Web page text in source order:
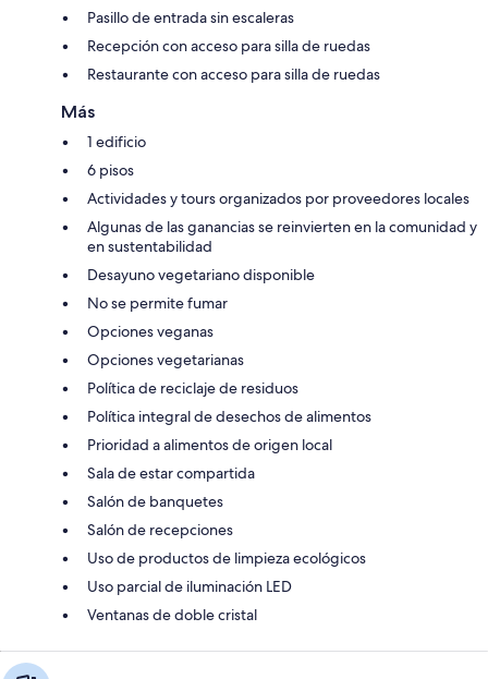
Pasillo de entrada sin escaleras
Recepción con acceso para silla de ruedas
Restaurante con acceso para silla de ruedas
Más
1 edificio
6 pisos
Actividades y tours organizados por proveedores locales
Algunas de las ganancias se reinvierten en la comunidad y
en sustentabilidad
Desayuno vegetariano disponible
No se permite fumar
Opciones veganas
Opciones vegetarianas
Política de reciclaje de residuos
Política integral de desechos de alimentos
Prioridad a alimentos de origen local
Sala de estar compartida
Salón de banquetes
Salón de recepciones
Uso de productos de limpieza ecológicos
Uso parcial de iluminación LED
Ventanas de doble cristal